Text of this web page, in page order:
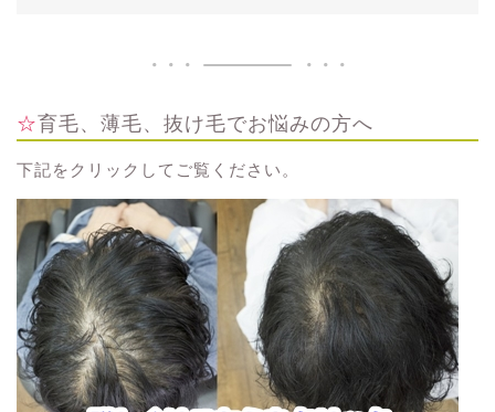
☆育毛、薄毛、抜け毛でお悩みの方へ
下記をクリックしてご覧ください。